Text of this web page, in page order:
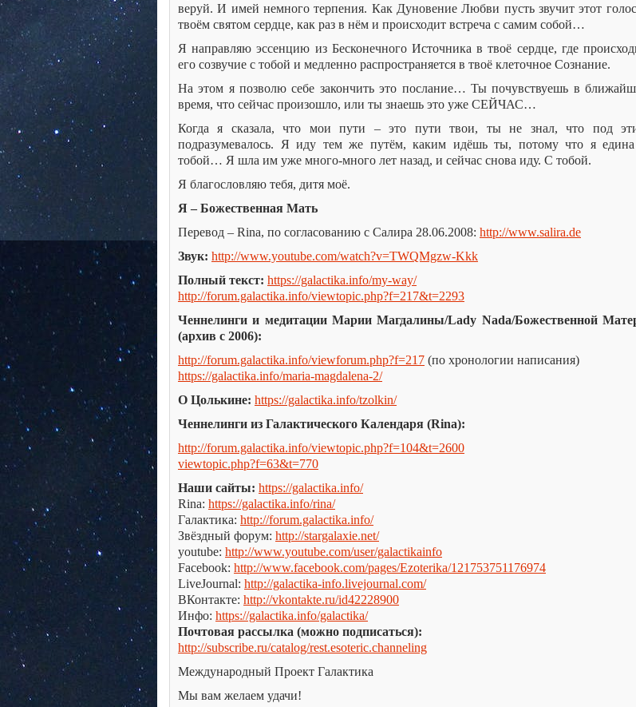
веруй. И имей немного терпения. Как Дуновение Любви пусть звучит этот
твоём святом сердце, как раз в нём и происходит встреча с самим собой…
Я направляю эссенцию из Бесконечного Источника в твоё сердце, где
его созвучие с тобой и медленно распространяется в твоё клеточное Сознание.
На этом я позволю себе закончить это послание… Ты почувствуешь в
время, что сейчас произошло, или ты знаешь это уже СЕЙЧАС…
Когда я сказала, что мои пути – это пути твои, ты не знал, что под
подразумевалось. Я иду тем же путём, каким идёшь ты, потому что я
тобой… Я шла им уже много-много лет назад, и сейчас снова иду. С тобой.
Я благословляю тебя, дитя моё.
Я – Божественная Мать
Перевод – Rina, по согласованию с Салира 28.06.2008: http://www.salira.de
Звук: http://www.youtube.com/watch?v=TWQMgzw-Kkk
Полный текст: https://galactika.info/my-way/
http://forum.galactika.info/viewtopic.php?f=217&t=2293
Ченнелинги и медитации Марии Магдалины/Lady Nada/Божественной
(архив с 2006):
http://forum.galactika.info/viewforum.php?f=217 (по хронологии написания)
https://galactika.info/maria-magdalena-2/
О Цолькине: https://galactika.info/tzolkin/
Ченнелинги из Галактического Календаря (Rina):
http://forum.galactika.info/viewtopic.php?f=104&t=2600
viewtopic.php?f=63&t=770
Наши сайты: https://galactika.info/
Rina: https://galactika.info/rina/
Галактика: http://forum.galactika.info/
Звёздный форум: http://stargalaxie.net/
youtube: http://www.youtube.com/user/galactikainfo
Facebook: http://www.facebook.com/pages/Ezoterika/121753751176974
LiveJournal: http://galactika-info.livejournal.com/
ВКонтакте: http://vkontakte.ru/id42228900
Инфо: https://galactika.info/galactika/
Почтовая рассылка (можно подписаться):
http://subscribe.ru/catalog/rest.esoteric.channeling
Международный Проект Галактика
Мы вам желаем удачи!